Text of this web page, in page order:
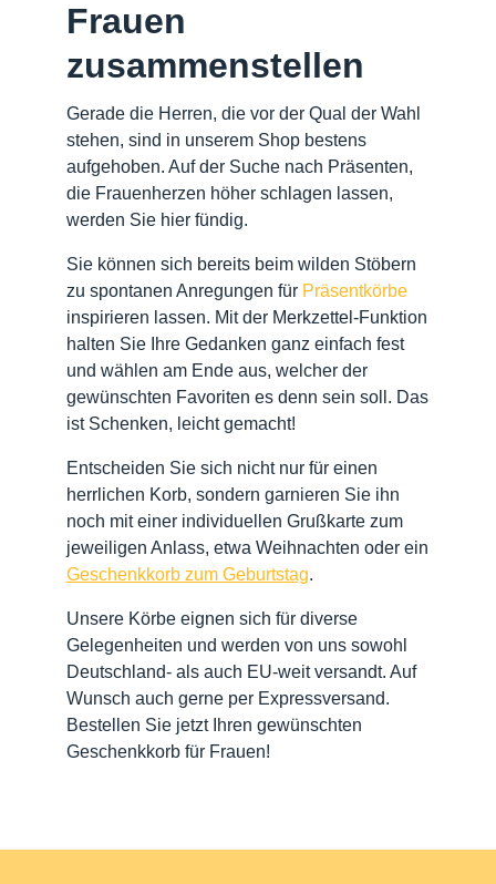
Frauen
zusammenstellen
Gerade die Herren, die vor der Qual der Wahl
stehen, sind in unserem Shop bestens
aufgehoben. Auf der Suche nach Präsenten,
die Frauenherzen höher schlagen lassen,
werden Sie hier fündig.
Sie können sich bereits beim wilden Stöbern
zu spontanen Anregungen für Präsentkörbe
inspirieren lassen. Mit der Merkzettel-Funktion
halten Sie Ihre Gedanken ganz einfach fest
und wählen am Ende aus, welcher der
gewünschten Favoriten es denn sein soll. Das
ist Schenken, leicht gemacht!
Entscheiden Sie sich nicht nur für einen
herrlichen Korb, sondern garnieren Sie ihn
noch mit einer individuellen Grußkarte zum
jeweiligen Anlass, etwa Weihnachten oder ein
Geschenkkorb zum Geburtstag.
Unsere Körbe eignen sich für diverse
Gelegenheiten und werden von uns sowohl
Deutschland- als auch EU-weit versandt. Auf
Wunsch auch gerne per Expressversand.
Bestellen Sie jetzt Ihren gewünschten
Geschenkkorb für Frauen!